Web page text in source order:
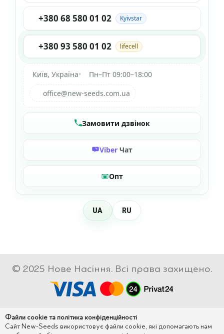
+380 68 580 01 02 Kyivstar
+380 93 580 01 02 lifecell
Київ, Україна•
Пн–Пт 09:00–18:00
office@new-seeds.com.ua
Замовити дзвінок
Viber Чат
Опт
UA RU
© 2025 Нове Насіння. Всі права захищено.
Файли cookie та політика конфіденційності
Сайт New-Seeds використовує файли cookie, які допомагають нам